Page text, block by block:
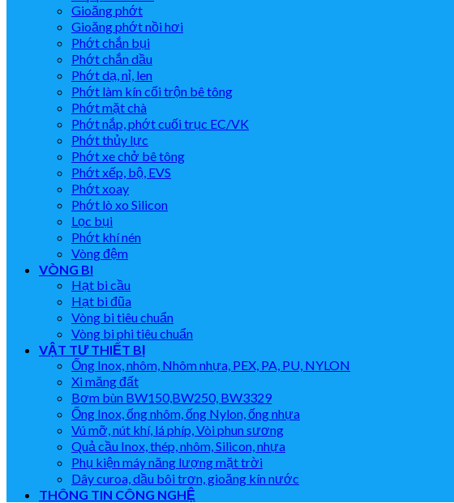
Gioăng phớt
Gioăng phớt nồi hơi
Phớt chắn bụi
Phớt chắn dầu
Phớt dạ, nỉ, len
Phớt làm kín cối trộn bê tông
Phớt mặt chà
Phớt nắp, phớt cuối trục EC/VK
Phớt thủy lực
Phớt xe chở bê tông
Phớt xếp, bộ, EVS
Phớt xoay
Phớt lò xo Silicon
Lọc bụi
Phớt khí nén
Vòng đệm
VÒNG BI
Hạt bi cầu
Hạt bi đũa
Vòng bi tiêu chuẩn
Vòng bi phi tiêu chuẩn
VẬT TƯ THIẾT BỊ
Ống Inox, nhôm, Nhôm nhựa, PEX, PA, PU, NYLON
Xi măng đất
Bơm bùn BW150,BW250, BW3329
Ống Inox, ống nhôm, ống Nylon, ống nhựa
Vú mỡ, nút khí, lá phíp, Vòi phun sương
Quả cầu Inox, thép, nhôm, Silicon, nhựa
Phụ kiện máy năng lượng mặt trời
Dây curoa, dầu bôi trơn, gioăng kín nước
THÔNG TIN CÔNG NGHỆ